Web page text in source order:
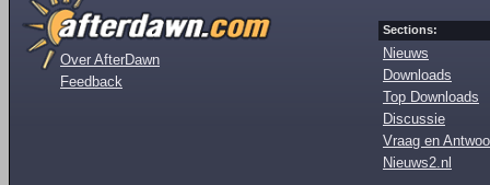
Over AfterDawn
Feedback
Sections:
Nieuws
Downloads
Top Downloads
Discussie
Vraag en
Nieuws2.nl